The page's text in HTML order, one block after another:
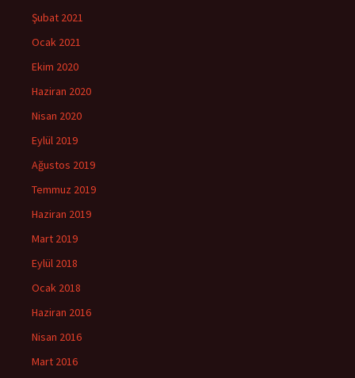
Şubat 2021
Ocak 2021
Ekim 2020
Haziran 2020
Nisan 2020
Eylül 2019
Ağustos 2019
Temmuz 2019
Haziran 2019
Mart 2019
Eylül 2018
Ocak 2018
Haziran 2016
Nisan 2016
Mart 2016